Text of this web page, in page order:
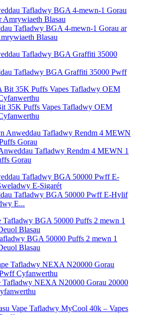
Tafladwy BGA 4-mewn-1 Gorau ar
Blasau
Tafladwy BGA Graffiti 35000 Pwff
35K Puffs Vapes Tafladwy OEM
Tafladwy Rendm 4 MEWN 1
Gorau
Tafladwy BGA 50000 Pwff E-Hylif
E...
BGA 50000 Puffs 2 mewn 1
Blasau
Tafladwy NEXA N20000 Gorau 20000